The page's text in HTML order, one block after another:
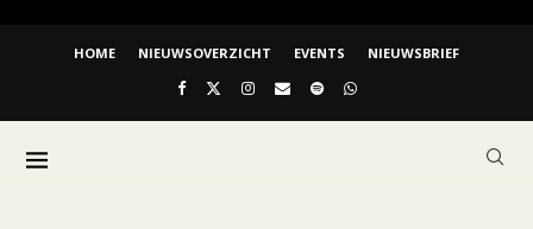
HOME NIEUWSOVERZICHT EVENTS NIEUWSBRIEF